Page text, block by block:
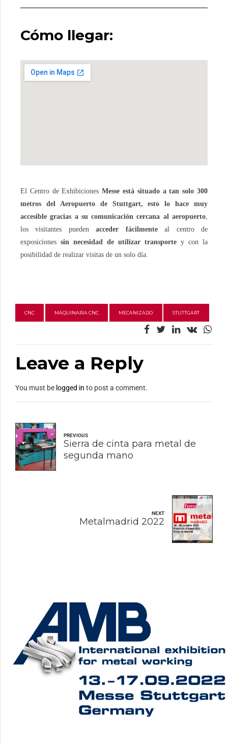
Cómo llegar:
El Centro de ExhibicionesMesse está situado a tan solo 300
metros del Aeropuerto de Stuttgart, esto lo hace muy
accesible gracias a su comunicación cercana al aeropuerto,
los visitantes puedenacceder fácilmenteal centro de
exposiciones sin necesidad de utilizar transporte y con la
posibilidad de realizar visitas de un solo día.
CNC MAQUINARIA CNC MECANIZADO STUTTGART
Leave a Reply
You must be logged in to post a comment.
PREVIOUS
Sierra de cinta para metal de
segunda mano
NEXT
Metalmadrid 2022